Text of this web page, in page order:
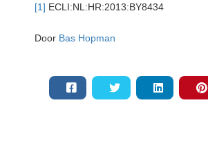
[1] ECLI:NL:HR:2013:BY8434
Door Bas Hopman